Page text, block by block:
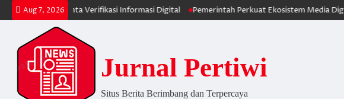
Skip
to
content
Aug 7, 2026
Diminta Verifikasi Informasi Digital Pemerintah Perkuat Ekosistem Media Digital
Jurnal Pertiwi
Situs Berita Berimbang dan Terpercaya